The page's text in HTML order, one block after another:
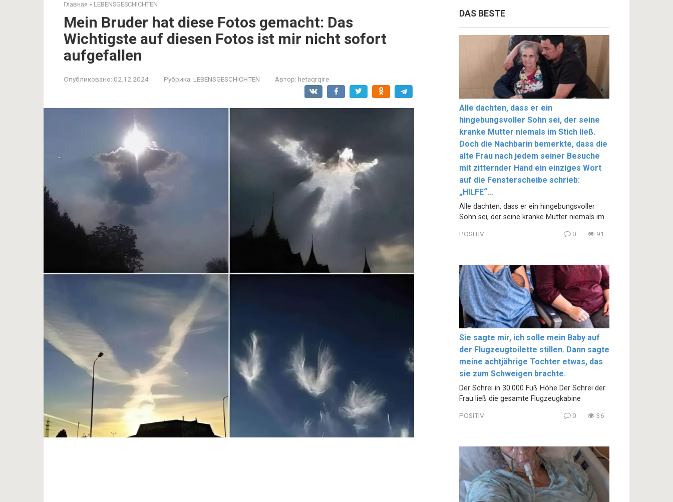
Главная » LEBENSGESCHICHTEN
Mein Bruder hat diese Fotos gemacht: Das
Wichtigste auf diesen Fotos ist mir nicht sofort
aufgefallen
Опубликовано: 02.12.2024 Рубрика: LEBENSGESCHICHTEN Автор: hetaqrqire
DAS BESTE
Alle dachten, dass er ein
hingebungsvoller Sohn sei, der seine
kranke Mutter niemals im Stich ließ.
Doch die Nachbarin bemerkte, dass die
alte Frau nach jedem seiner Besuche
mit zitternder Hand ein einziges Wort
auf die Fensterscheibe schrieb:
„HILFE“…
Alle dachten, dass er ein hingebungsvoller
Sohn sei, der seine kranke Mutter niemals im
POSITIV 0 91
Sie sagte mir, ich solle mein Baby auf
der Flugzeugtoilette stillen. Dann sagte
meine achtjährige Tochter etwas, das
sie zum Schweigen brachte.
Der Schrei in 30.000 Fuß Höhe Der Schrei der
Frau ließ die gesamte Flugzeugkabine
POSITIV 0 36